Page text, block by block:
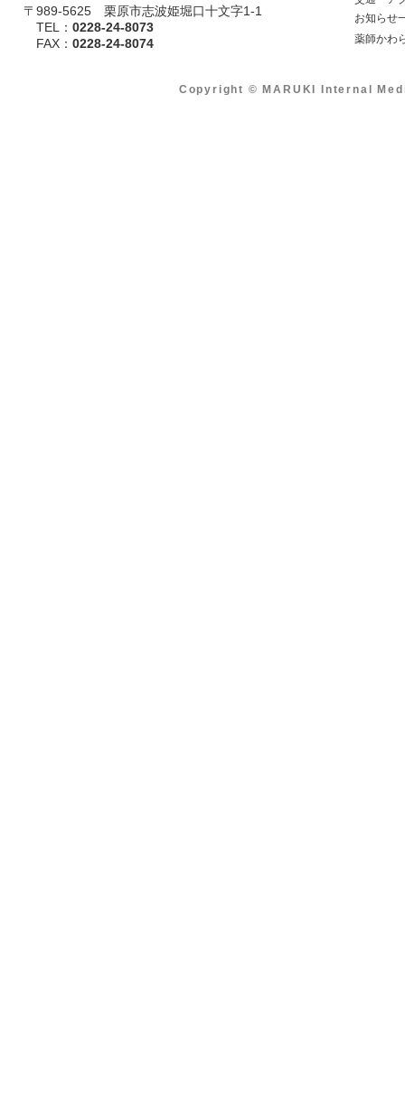
〒989-5625 栗原市志波姫堀口十文字1-1
TEL： 0228-24-8073
​ FAX： 0228-24-8074
お知らせ
薬師かわ
Copyright © MARUKI Internal